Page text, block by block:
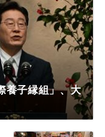
養子縁組」、大